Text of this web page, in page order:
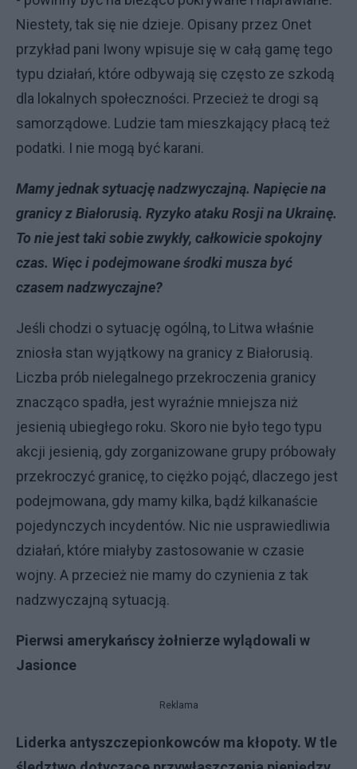
Niestety, tak się nie dzieje. Opisany przez Onet
przykład pani Iwony wpisuje się w całą gamę tego
typu działań, które odbywają się często ze szkodą
dla lokalnych społeczności. Przecież te drogi są
samorządowe. Ludzie tam mieszkający płacą też
podatki. I nie mogą być karani.
Mamy jednak sytuację nadzwyczajną. Napięcie na
granicy z Białorusią. Ryzyko ataku Rosji na Ukrainę.
To nie jest taki sobie zwykły, całkowicie spokojny
czas. Więc i podejmowane środki musza być
czasem nadzwyczajne?
Jeśli chodzi o sytuację ogólną, to Litwa właśnie
zniosła stan wyjątkowy na granicy z Białorusią.
Liczba prób nielegalnego przekroczenia granicy
znacząco spadła, jest wyraźnie mniejsza niż
jesienią ubiegłego roku. Skoro nie było tego typu
akcji jesienią, gdy zorganizowane grupy próbowały
przekroczyć granicę, to ciężko pojąć, dlaczego jest
podejmowana, gdy mamy kilka, bądź kilkanaście
pojedynczych incydentów. Nic nie usprawiedliwia
działań, które miałyby zastosowanie w czasie
wojny. A przecież nie mamy do czynienia z tak
nadzwyczajną sytuacją.
Pierwsi amerykańscy żołnierze wylądowali w
Jasionce
Reklama
Liderka antyszczepionkowców ma kłopoty. W tle